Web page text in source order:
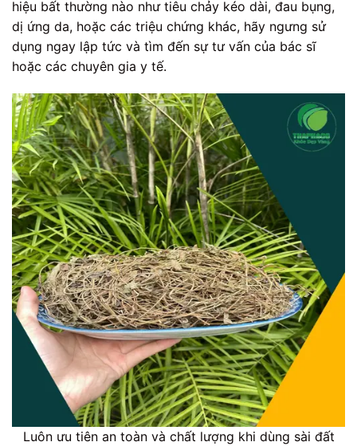
hiệu bất thường nào như tiêu chảy kéo dài, đau bụng,
dị ứng da, hoặc các triệu chứng khác, hãy ngưng sử
dụng ngay lập tức và tìm đến sự tư vấn của bác sĩ
hoặc các chuyên gia y tế.
Luôn ưu tiên an toàn và chất lượng khi dùng sài đất